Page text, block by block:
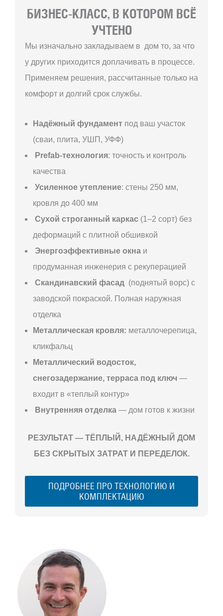
БИЗНЕС-КЛАСС, В КОТОРОМ ВСЁ
УЧТЕНО
Мы изначально закладываем в дом то, за что
у других приходится доплачивать в процессе.
Применяем решения, рассчитанные только на
комфорт и долгий срок службы.
Надёжный фундамент под ваш участок
(сваи, плита, УШП, УФФ)
Prefab-технология: точность и контроль
качества
Усиленное утепление: стены 250 мм,
кровля до 400 мм
Сухой строганный каркас (1–2 сорт) без
деформаций с плитной обшивкой
Энергоэффективные окна и
продуманная инженерия с рекуперацией
Скандинавский фасад (поднятый ворс) с
заводской покраской. Полная наружная
отделка
Металлическая кровля: металлочерепица,
кликфальц
Металлический водосток,
снегозадержание, терраса под ключ —
входит в «теплый контур»
Внутренняя отделка — дом готов к жизни
РЕЗУЛЬТАТ — ТЁПЛЫЙ, НАДЁЖНЫЙ ДОМ
БЕЗ СКРЫТЫХ ЗАТРАТ И ПЕРЕДЕЛОК.
ПОДРОБНЕЕ ПРО ТЕХНОЛОГИЮ И
КОМПЛЕКТАЦИЮ